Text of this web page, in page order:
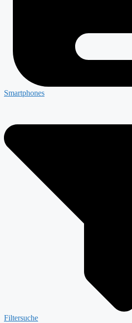
Smartphones
Filtersuche